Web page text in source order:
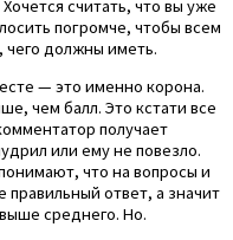
считать, что вы уже
погромче, чтобы всем
чего должны иметь.
— это именно корона.
чем балл. Это кстати все
получает
или ему не повезло.
что на вопросы и
правильный ответ, а значит
среднего. Но.